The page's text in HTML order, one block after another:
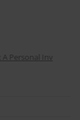
Personal